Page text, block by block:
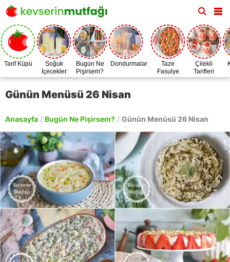
Tarif Küpü
Soğuk
İçecekler
Bugün Ne
Pişirsem?
Dondurmalar
Taze
Fasulye
Zamanı
Çilekli
Tarifleri
Günün Menüsü 26 Nisan
Anasayfa / Bugün Ne Pişirsem? / Günün Menüsü 26 Nisan